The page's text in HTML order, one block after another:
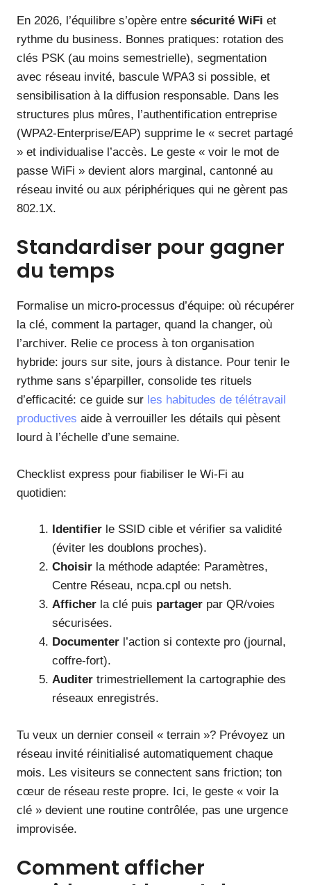
En 2026, l’équilibre s’opère entre sécurité WiFi et
rythme du business. Bonnes pratiques: rotation des
clés PSK (au moins semestrielle), segmentation
avec réseau invité, bascule WPA3 si possible, et
sensibilisation à la diffusion responsable. Dans les
structures plus mûres, l’authentification entreprise
(WPA2‑Enterprise/EAP) supprime le « secret partagé
» et individualise l’accès. Le geste « voir le mot de
passe WiFi » devient alors marginal, cantonné au
réseau invité ou aux périphériques qui ne gèrent pas
802.1X.
Standardiser pour gagner
du temps
Formalise un micro‑processus d’équipe: où récupérer
la clé, comment la partager, quand la changer, où
l’archiver. Relie ce process à ton organisation
hybride: jours sur site, jours à distance. Pour tenir le
rythme sans s’éparpiller, consolide tes rituels
d’efficacité: ce guide sur les habitudes de télétravail
productives aide à verrouiller les détails qui pèsent
lourd à l’échelle d’une semaine.
Checklist express pour fiabiliser le Wi‑Fi au
quotidien:
Identifier le SSID cible et vérifier sa validité
(éviter les doublons proches).
Choisir la méthode adaptée: Paramètres,
Centre Réseau, ncpa.cpl ou netsh.
Afficher la clé puis partager par QR/voies
sécurisées.
Documenter l’action si contexte pro (journal,
coffre-fort).
Auditer trimestriellement la cartographie des
réseaux enregistrés.
Tu veux un dernier conseil « terrain »? Prévoyez un
réseau invité réinitialisé automatiquement chaque
mois. Les visiteurs se connectent sans friction; ton
cœur de réseau reste propre. Ici, le geste « voir la
clé » devient une routine contrôlée, pas une urgence
improvisée.
Comment afficher